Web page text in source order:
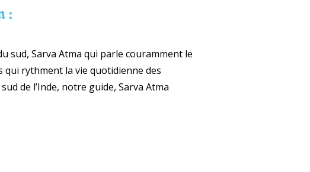
:
sud, Sarva Atma qui parle couramment le
qui rythment la vie quotidienne des
de l’Inde, notre guide, Sarva Atma